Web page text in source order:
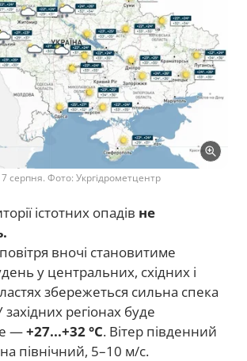
серпня. Фото: Укргідрометцентр
істотних опадів не
вночі становитиме
у центральних, східних і
збережеться сильна спека
західних регіонах буде
—+27...+32 °C. Вітер південний
північний, 5–10 м/с.